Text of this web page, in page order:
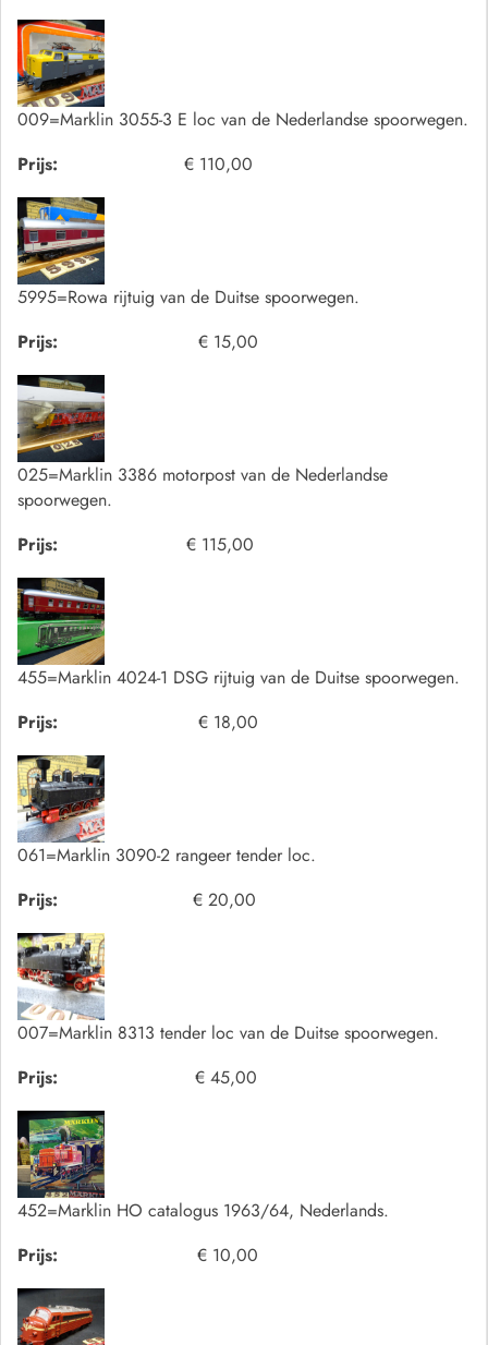
009=Marklin 3055-3 E loc van de Nederlandse spoorwegen.
Prijs:
€ 110,00
5995=Rowa rijtuig van de Duitse spoorwegen.
Prijs:
€ 15,00
025=Marklin 3386 motorpost van de Nederlandse
spoorwegen.
Prijs:
€ 115,00
455=Marklin 4024-1 DSG rijtuig van de Duitse spoorwegen.
Prijs:
€ 18,00
061=Marklin 3090-2 rangeer tender loc.
Prijs:
€ 20,00
007=Marklin 8313 tender loc van de Duitse spoorwegen.
Prijs:
€ 45,00
452=Marklin HO catalogus 1963/64, Nederlands.
Prijs:
€ 10,00